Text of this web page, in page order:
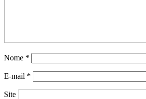
Nome *
E-mail *
Site